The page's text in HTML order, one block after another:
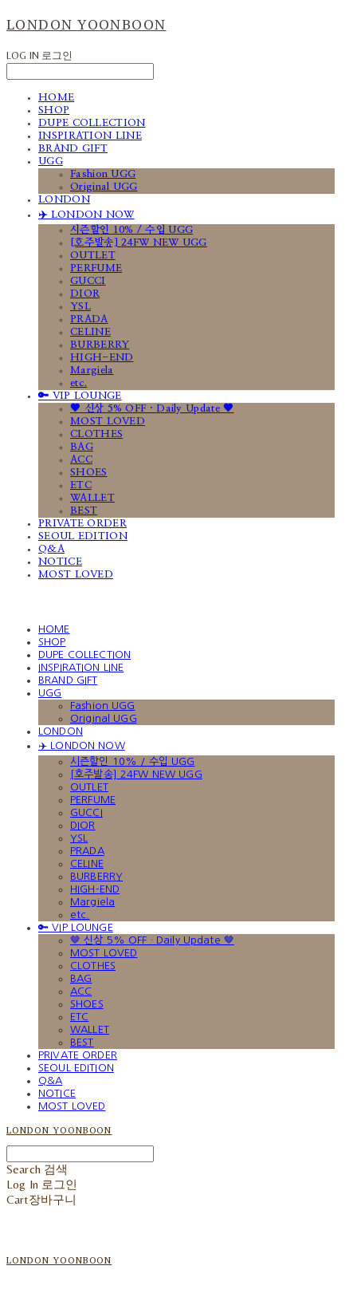
LONDON YOONBOON
LOG IN 로그인
HOME
SHOP
DUPE COLLECTION
INSPIRATION LINE
BRAND GIFT
UGG
Fashion UGG
Original UGG
LONDON
✈️ LONDON NOW
시즌할인 10% / 수입 UGG
[호주발송] 24FW NEW UGG
OUTLET
PERFUME
GUCCI
DIOR
YSL
PRADA
CELINE
BURBERRY
HIGH-END
Margiela
etc.
🔑 VIP LOUNGE
🤎 신상 5% OFF · Daily Update 🤎
MOST LOVED
CLOTHES
BAG
ACC
SHOES
ETC
WALLET
BEST
PRIVATE ORDER
SEOUL EDITION
Q&A
NOTICE
MOST LOVED
HOME
SHOP
DUPE COLLECTION
INSPIRATION LINE
BRAND GIFT
UGG
Fashion UGG
Original UGG
LONDON
✈️ LONDON NOW
시즌할인 10% / 수입 UGG
[호주발송] 24FW NEW UGG
OUTLET
PERFUME
GUCCI
DIOR
YSL
PRADA
CELINE
BURBERRY
HIGH-END
Margiela
etc.
🔑 VIP LOUNGE
🤎 신상 5% OFF · Daily Update 🤎
MOST LOVED
CLOTHES
BAG
ACC
SHOES
ETC
WALLET
BEST
PRIVATE ORDER
SEOUL EDITION
Q&A
NOTICE
MOST LOVED
LONDON YOONBOON
Search 검색
Log In 로그인
Cart장바구니
LONDON YOONBOON